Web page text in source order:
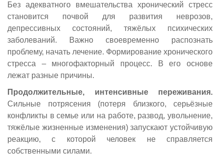
Без адекватного вмешательства хронический стресс
становится почвой для развития неврозов,
депрессивных состояний, тяжёлых психических
заболеваний. Важно своевременно распознать
проблему, начать лечение. Формирование хронического
стресса – многофакторный процесс. В его основе
лежат разные причины.
Продолжительные, интенсивные переживания.
Сильные потрясения (потеря близкого, серьёзные
конфликты в семье или на работе, развод, увольнение,
тяжёлые жизненные изменения) запускают устойчивую
реакцию, с которой человек не справляется
собственными силами.